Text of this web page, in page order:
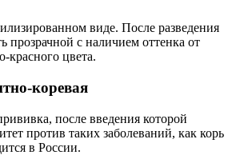
виде. После разведения
прозрачной с наличием оттенка от
красного цвета.
коревая
после введения которой
против таких заболеваний, как корь
в России.